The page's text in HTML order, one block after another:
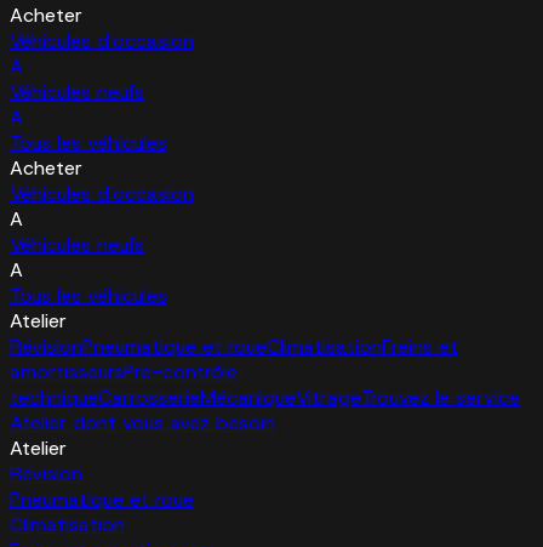
Acheter
Véhicules d'occasion
A
Véhicules neufs
A
Tous les véhicules
Acheter
Véhicules d'occasion
A
Véhicules neufs
A
Tous les véhicules
Atelier
RévisionPneumatique et roueClimatisationFreins et
amortisseursPré-contrôle
techniqueCarrosserieMécaniqueVitrageTrouvez le service
Atelier dont vous avez besoin
Atelier
Révision
Pneumatique et roue
Climatisation